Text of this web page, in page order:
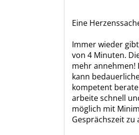
Eine
Immer wieder
von 4 Minuten.
mehr annehmen!
kann
kompetent
arbeite schnell
möglich mit
Gesprächszeit zu